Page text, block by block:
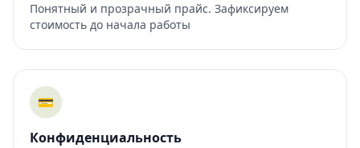
Понятный и прозрачный прайс. Зафиксируем
стоимость до начала работы
💳
Конфиденциальность